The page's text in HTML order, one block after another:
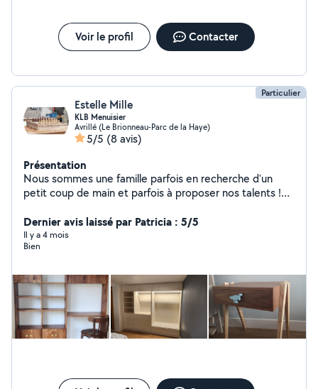
Voir le profil Contacter
Particulier
Estelle Mille
KLB Menuisier
Avrillé (Le Brionneau-Parc de la Haye)
5/5 (8 avis)
Présentation
Nous sommes une famille parfois en recherche d'un
petit coup de main et parfois à proposer nos talents !
mesure, les huisseries, l'agencement... Nous aimons
l'entraide et rendre service dans un climat de
bienveillance !
Dernier avis laissé par Patricia : 5/5
Il y a 4 mois
Bien